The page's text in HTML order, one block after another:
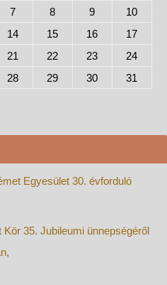
7 8 9
10
14 15 16
17
21 22 23
24
28 29 30
31
Egyesület 30. évforduló
35. Jubileumi ünnepségéről